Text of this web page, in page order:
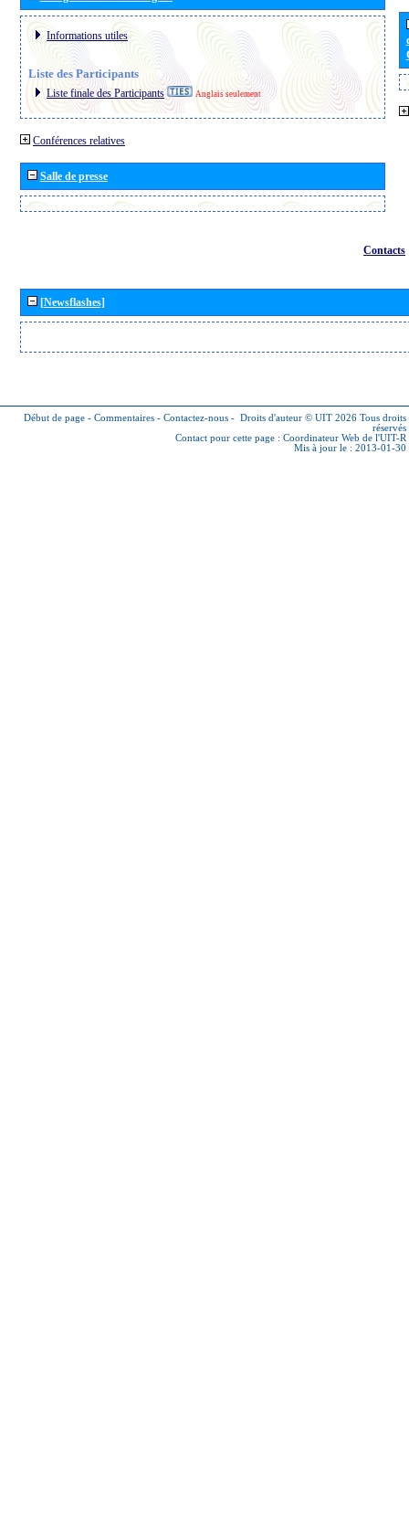
Informations utiles
Liste des Participants
Liste finale des Participants Anglais seulement
Conférences relatives
Salle de presse
Contacts
[Newsflashes]
Début de page - Commentaires - Contactez-nous - Droits d'auteur © UIT 2026 Tous droits
réservés
Contact pour cette page : Coordinateur Web de l'UIT-R
Mis à jour le : 2013-01-30